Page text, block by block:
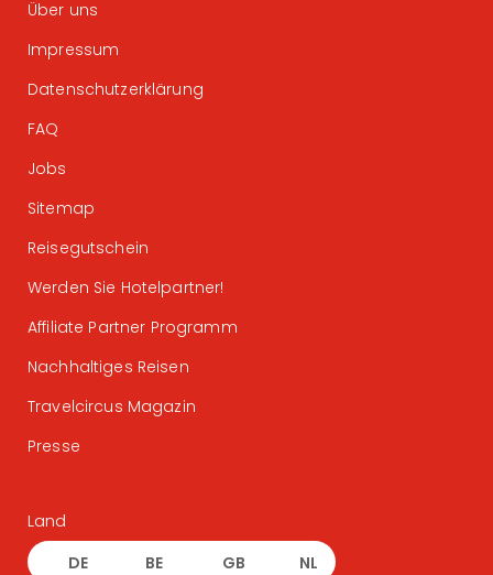
Über uns
Impressum
Datenschutzerklärung
FAQ
Jobs
Sitemap
Reisegutschein
Werden Sie Hotelpartner!
Affiliate Partner Programm
Nachhaltiges Reisen
Travelcircus Magazin
Presse
Land
DE BE GB NL